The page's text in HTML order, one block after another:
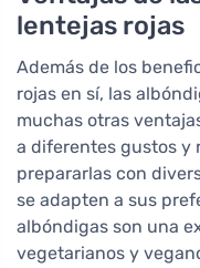
lentejas rojas
Además de los
rojas en sí, las
muchas otras
a diferentes gustos y
prepararlas con
se adapten a sus
albóndigas son una
vegetarianos y